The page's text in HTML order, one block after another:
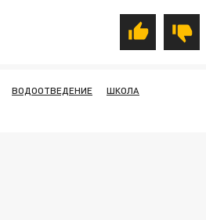
ВОДООТВЕДЕНИЕ
ШКОЛА